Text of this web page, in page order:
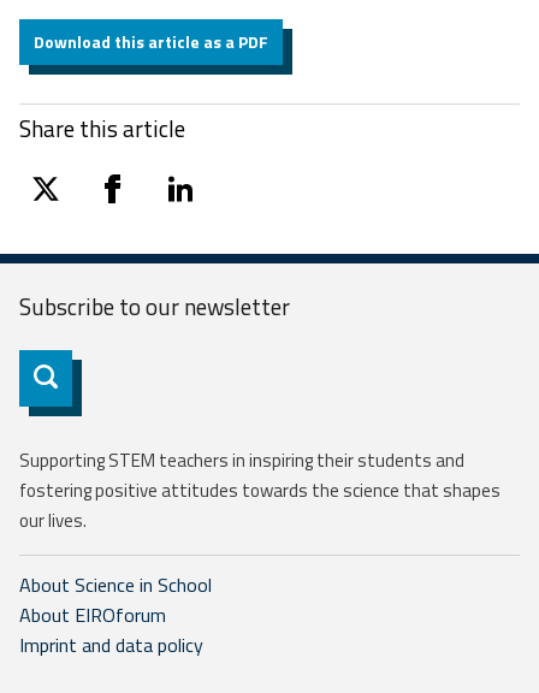
Download this article as a PDF
Share this article
twitter facebooklinkedin
Subscribe to ournewsletter
Subscribe
Supporting STEM teachers in inspiring their students and
fostering positive attitudes towards the science that shapes
our lives.
About Science in School
About EIROforum
Imprint and data policy